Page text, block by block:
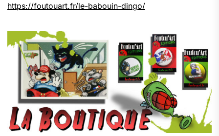
https://foutouart.fr/le-babouin-dingo/